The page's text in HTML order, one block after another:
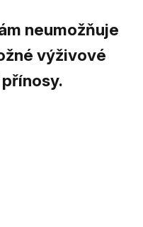
neumožňuje
výživové